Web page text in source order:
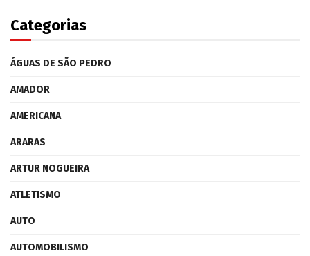
Categorias
ÁGUAS DE SÃO PEDRO
AMADOR
AMERICANA
ARARAS
ARTUR NOGUEIRA
ATLETISMO
AUTO
AUTOMOBILISMO